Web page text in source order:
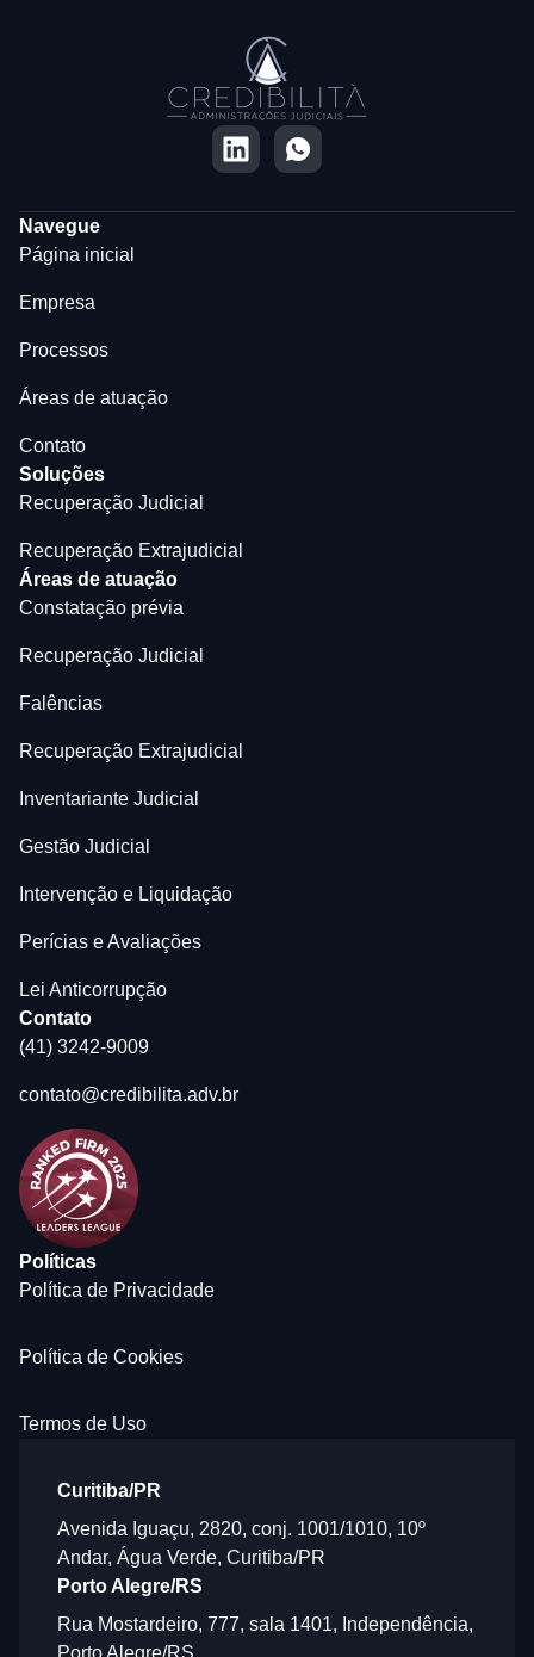
Navegue
Página inicial
Empresa
Processos
Áreas de atuação
Contato
Soluções
Recuperação Judicial
Recuperação Extrajudicial
Áreas de atuação
Constatação prévia
Recuperação Judicial
Falências
Recuperação Extrajudicial
Inventariante Judicial
Gestão Judicial
Intervenção e Liquidação
Perícias e Avaliações
Lei Anticorrupção
Contato
(41) 3242-9009
contato@credibilita.adv.br
Políticas
Política de Privacidade
Política de Cookies
Termos de Uso
Curitiba/PR
Avenida Iguaçu, 2820, conj. 1001/1010, 10º
Andar, Água Verde, Curitiba/PR
Porto Alegre/RS
Rua Mostardeiro, 777, sala 1401, Independência,
Porto Alegre/RS